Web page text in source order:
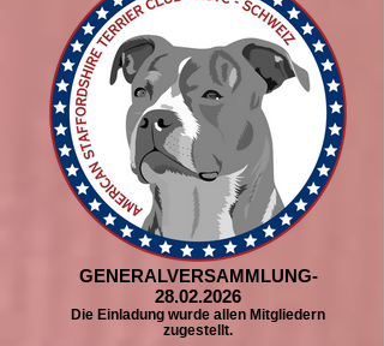
GENERALVERSAMMLUNG-
28.02.2026
Die Einladung wurde allen Mitgliedern
zugestellt.